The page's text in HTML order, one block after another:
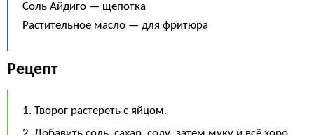
Соль Айдиго — щепотка
Растительное масло — для фритюра
Рецепт
1. Творог растереть с яйцом.